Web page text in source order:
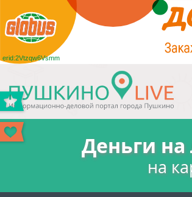
erid:2Vtzqw6Vsmm
Деньги
на